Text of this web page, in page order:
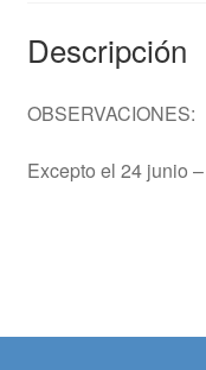
PAGO
Descripción
OBSERVACIONES:
Excepto el 24 junio